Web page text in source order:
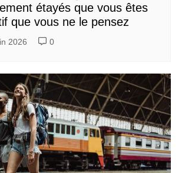
étayés que vous êtes
que vous ne le pensez
2026 0